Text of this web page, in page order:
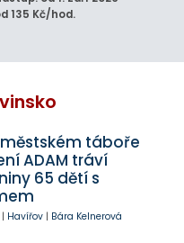
135 Kč/hod.
táboře
ADAM tráví
65 dětí s
| Havířov| Bára Kelnerová